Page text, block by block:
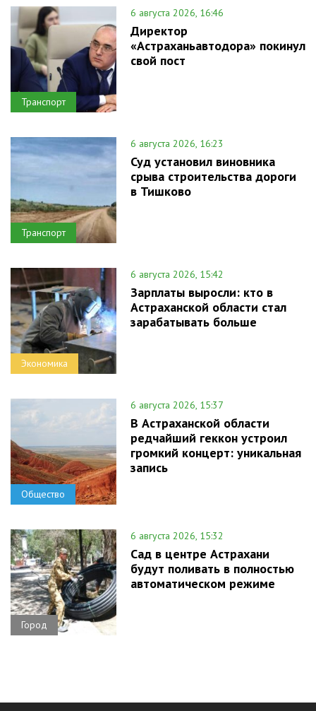
Транспорт
6 августа 2026, 16:46
Директор
«Астраханьавтодора» покинул
свой пост
Транспорт
6 августа 2026, 16:23
Суд установил виновника
срыва строительства дороги
в Тишково
Экономика
6 августа 2026, 15:42
Зарплаты выросли: кто в
Астраханской области стал
зарабатывать больше
Общество
6 августа 2026, 15:37
В Астраханской области
редчайший геккон устроил
громкий концерт: уникальная
запись
Город
6 августа 2026, 15:32
Сад в центре Астрахани
будут поливать в полностью
автоматическом режиме